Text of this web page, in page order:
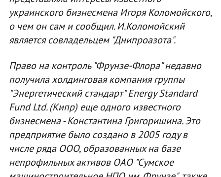
украинского бизнесмена Игоря Коломойского,
о чем он сам и сообщил. И.Коломойский
является совладельцем "Днипроазота".
Право на контроль "Фрунзе-Флора" недавно
получила холдинговая компания группы
"Энергетический стандарт" Energy Standard
Fund Ltd. (Кипр) еще одного известного
бизнесмена - Константина Григоришина. Это
предприятие было создано в 2005 году в
числе ряда ООО, образованных на базе
непрофильных активов ОАО "Сумское